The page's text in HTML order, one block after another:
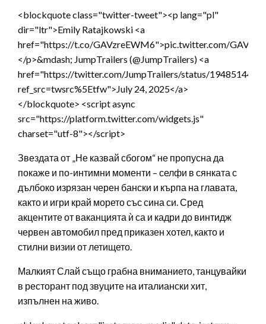
<blockquote class="twitter-tweet"><p lang="pl"
dir="ltr">Emily Ratajkowski <a
href="https://t.co/GAVzreEWM6">pic.twitter.com/
</p>&mdash; JumpTrailers (@JumpTrailers) <a
href="https://twitter.com/JumpTrailers/status/
ref_src=twsrc%5Etfw">July 24, 2025</a>
</blockquote> <script async
src="https://platform.twitter.com/widgets.js"
charset="utf-8"></script>
Звездата от „Не казвай сбогом“ не пропусна да
покаже и по-интимни моменти – селфи в сянката с
дълбоко изрязан черен бански и кърпа на главата,
както и игри край морето със сина си. Сред
акцентите от ваканцията ѝ са и кадри до винтидж
червен автомобил пред приказен хотел, както и
стилни визии от летището.
Малкият Слай също грабна вниманието, танцувайки
в ресторант под звуците на италиански хит,
изпълнен на живо.